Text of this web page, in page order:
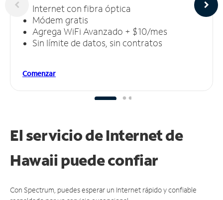
Internet con fibra óptica
Módem gratis
Agrega WiFi Avanzado + $10/mes
Sin límite de datos, sin contratos
Comenzar
El servicio de Internet de
Hawaii puedeconfiar
Con Spectrum, puedes esperar un Internet rápido y confiable